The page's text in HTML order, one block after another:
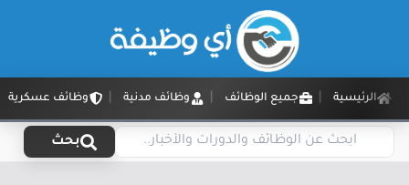
الرئيسية جميع الوظائف وظائف مدنية وظائف عسكرية
بحث